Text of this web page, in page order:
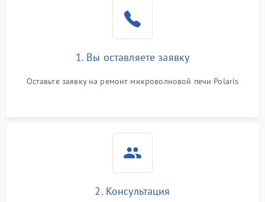
1. Вы оставляете заявку
Оставьте заявку на ремонт микроволновой печи Polaris
2. Консультация